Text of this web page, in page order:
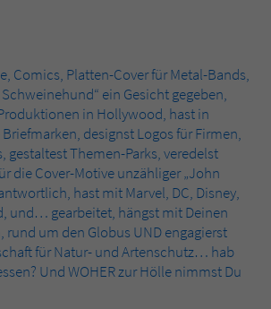
Comics, Platten-Cover für Metal-Bands,
ein Gesicht gegeben,
in Hollywood, hast in
designst Logos für Firmen,
gestaltest Themen-Parks, veredelst
die Cover-Motive unzähliger „John
hast mit Marvel, DC, Disney,
und… gearbeitet, hängst mit Deinen
rund um den Globus UND engagierst
für Natur- und Artenschutz… hab
Und WOHER zur Hölle nimmst Du